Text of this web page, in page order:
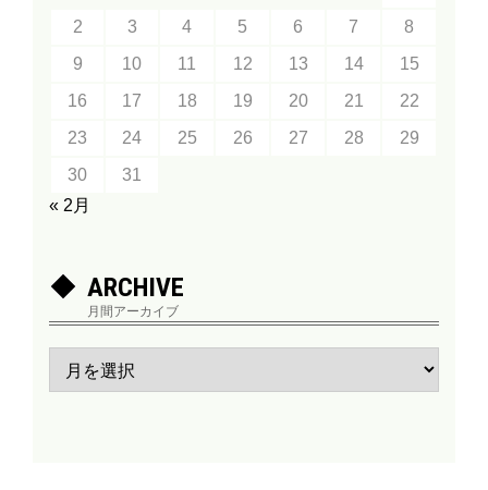
2
3 4 5 6 7
8
9
10 11 12 13 14
15
16
17 18 19 20 21
22
23
24 25 26 27 28
29
30
31
« 2月
ARCHIVE
月間アーカイブ